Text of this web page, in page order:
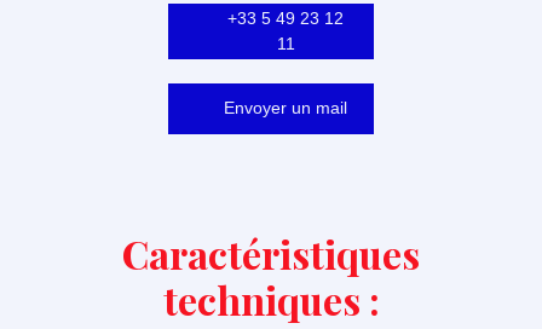
+33 5 49 23 12
11
Envoyer un mail
Caractéristiques
techniques :